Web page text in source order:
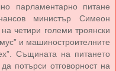
парламентарно питане
министър Симеон
четири големи троянски
и машиностроителните
Същината на питането
потърси отговорност на